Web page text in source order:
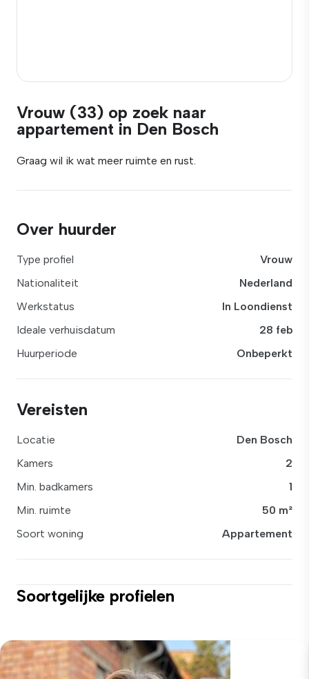
Vrouw (33) op zoek naar
appartement in Den Bosch
Graag wil ik wat meer ruimte en rust.
Over huurder
Type profiel
Vrouw
Nationaliteit
Nederland
Werkstatus
In Loondienst
Ideale verhuisdatum
28 feb
Huurperiode
Onbeperkt
Vereisten
Locatie
Den Bosch
Kamers
2
Min. badkamers
1
Min. ruimte
50 m²
Soort woning
Appartement
Soortgelijke profielen